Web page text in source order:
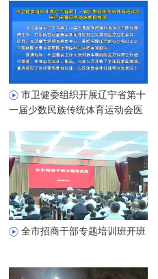
市卫健委组织开展辽宁省第十
一届少数民族传统体育运动会医
全市招商干部专题培训班开班